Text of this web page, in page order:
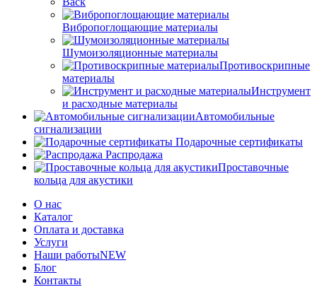
Вибропоглощающие материалы
Шумоизоляционные материалы
Противоскрипные
материалы
Инструмент
и расходные материалы
Автомобильные
сигнализации
Подарочные сертификаты
Распродажа
Проставочные
кольца для акустики
О нас
Каталог
Оплата и доставка
Услуги
Наши работыNEW
Блог
Контакты